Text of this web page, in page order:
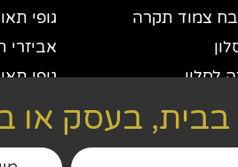
בעסק או
צמוד תקרה
לסלון
גופי
אביזרי
גופי